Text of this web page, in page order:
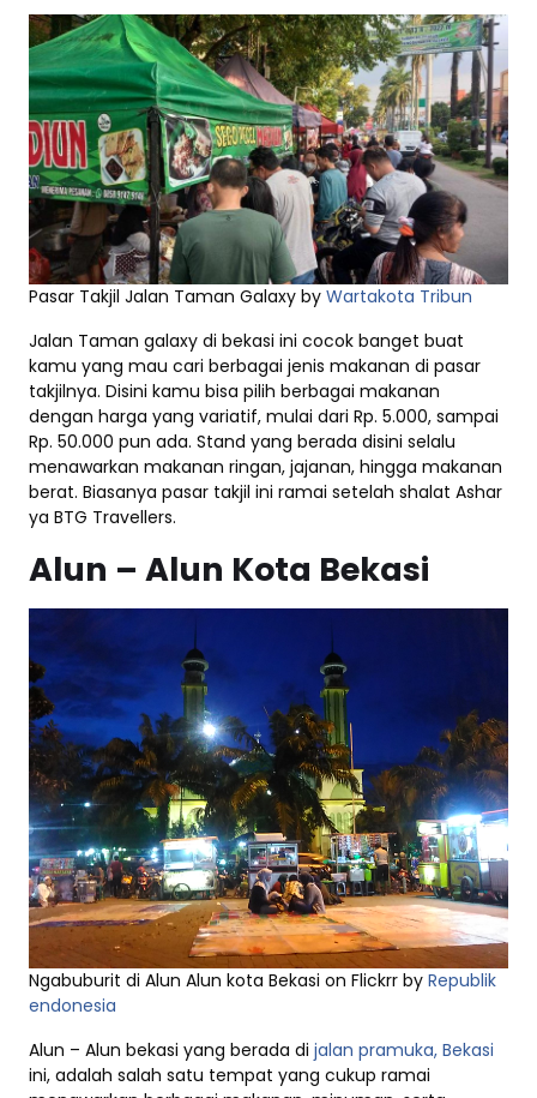
Pasar Takjil Jalan Taman Galaxy by Wartakota Tribun
Jalan Taman galaxy di bekasi ini cocok banget buat
kamu yang mau cari berbagai jenis makanan di pasar
takjilnya. Disini kamu bisa pilih berbagai makanan
dengan harga yang variatif, mulai dari Rp. 5.000, sampai
Rp. 50.000 pun ada. Stand yang berada disini selalu
menawarkan makanan ringan, jajanan, hingga makanan
berat. Biasanya pasar takjil ini ramai setelah shalat Ashar
ya BTG Travellers.
Alun – Alun Kota Bekasi
Ngabuburit di Alun Alun kota Bekasi on Flickrr by Republik
endonesia
Alun – Alun bekasi yang berada di jalan pramuka, Bekasi
ini, adalah salah satu tempat yang cukup ramai